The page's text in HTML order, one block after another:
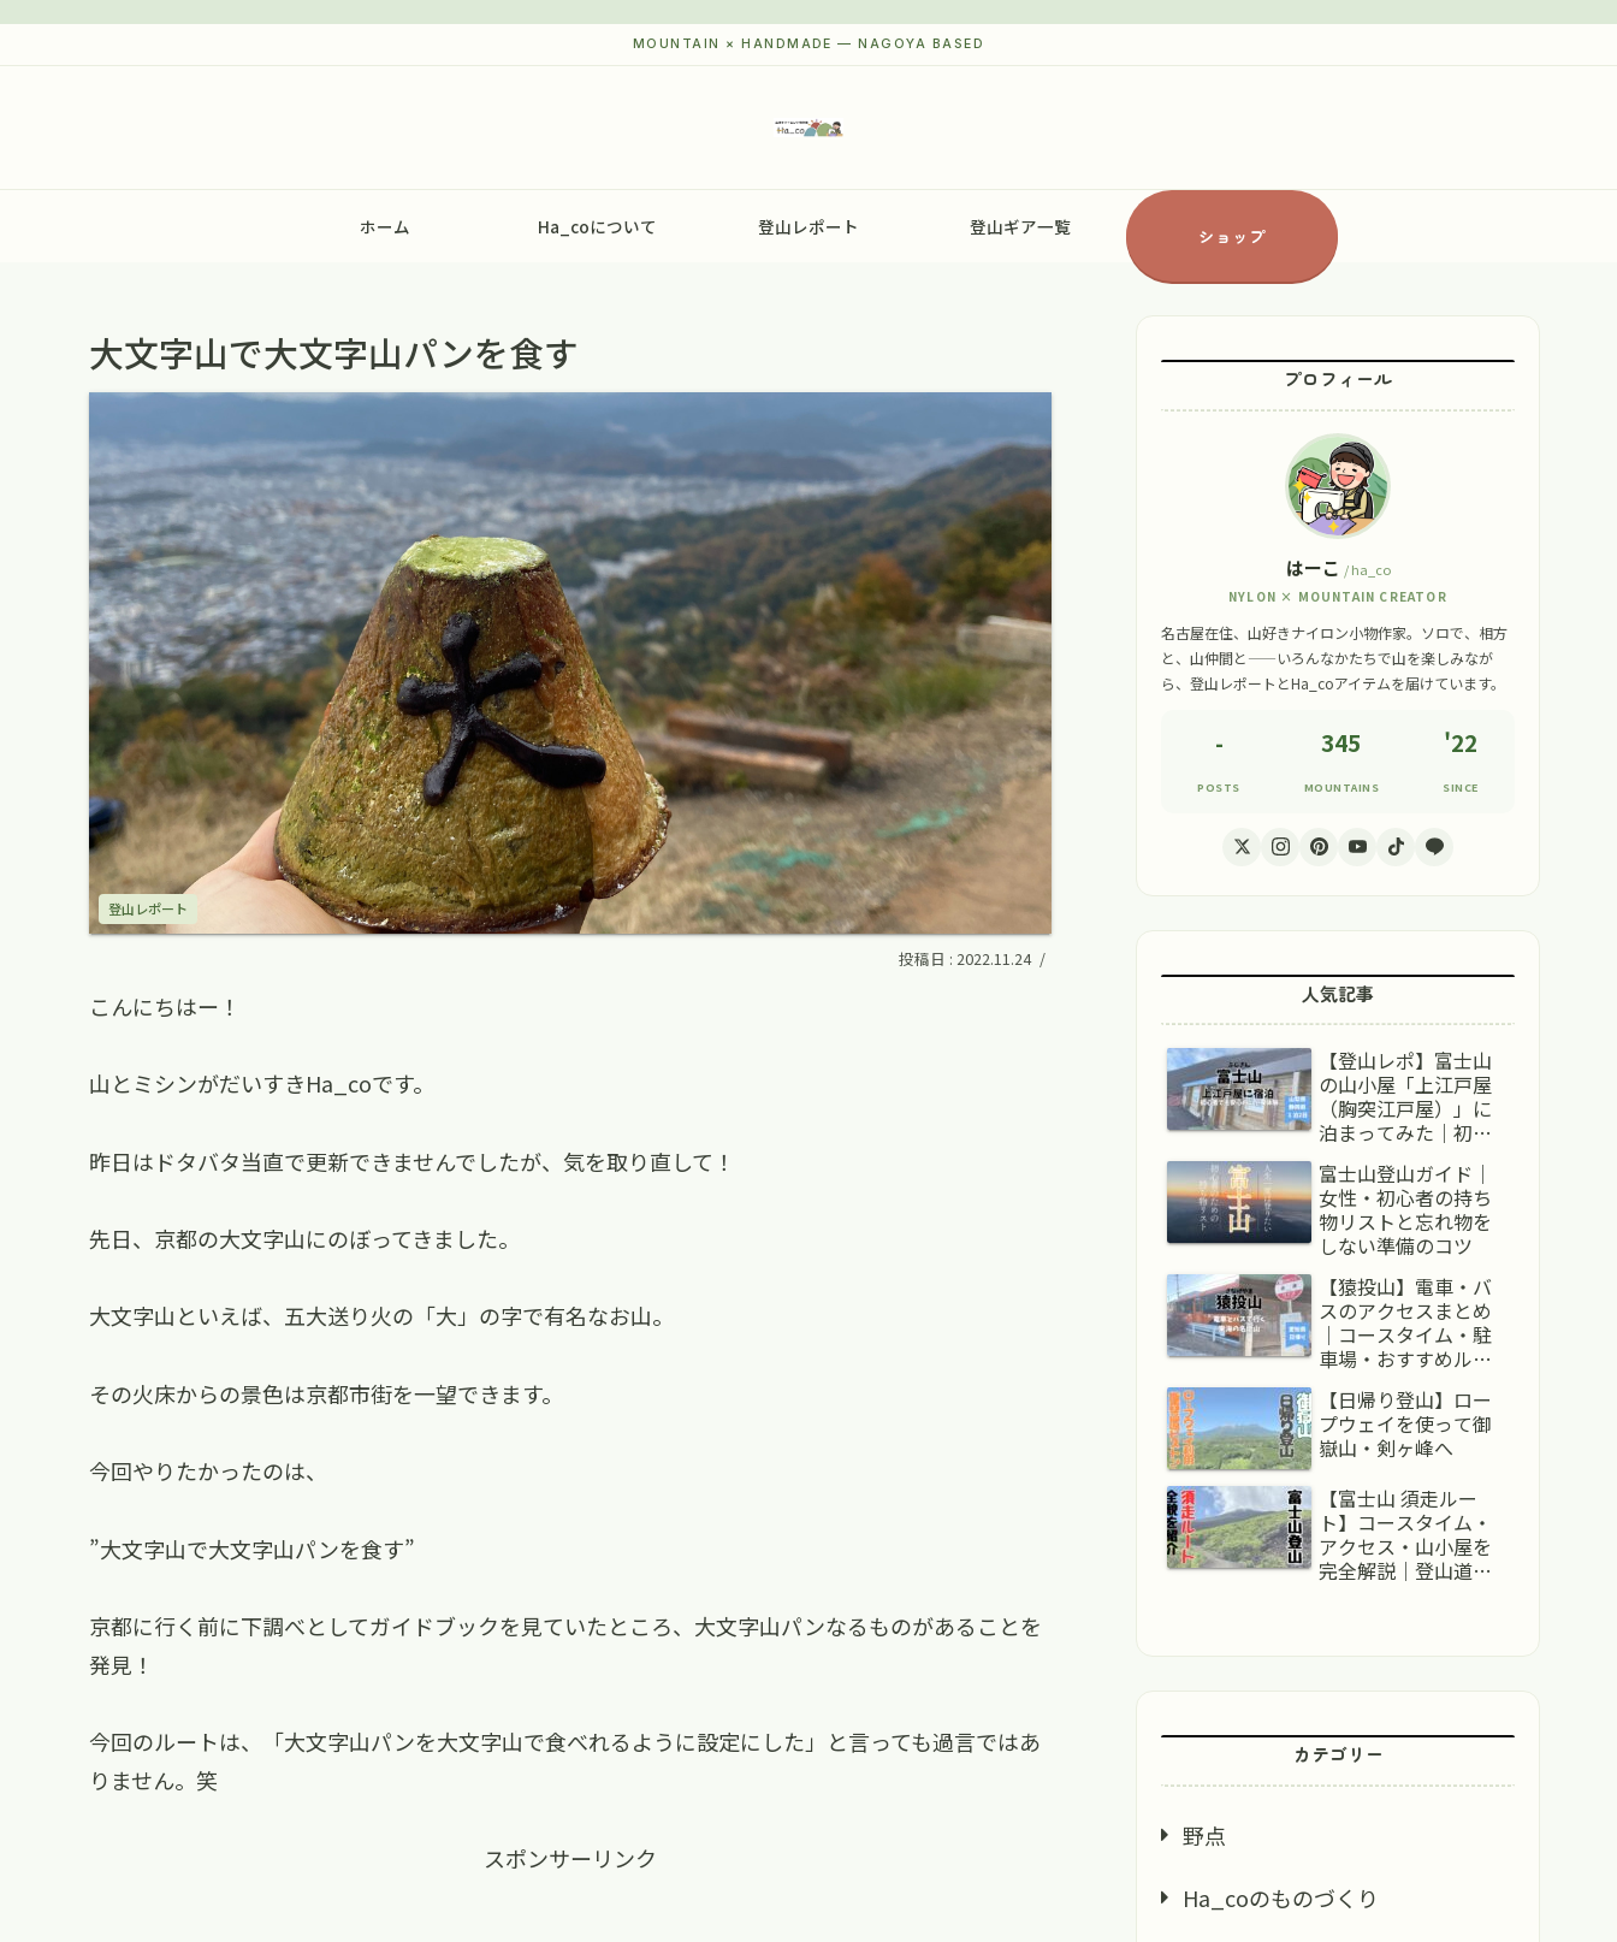
ホーム Ha_coについて 登山レポート 登山ギア一覧 ショップ
大文字山で大文字山パンを食す
登山レポート
2022.11.24
こんにちはー！
山とミシンがだいすきHa_coです。
昨日はドタバタ当直で更新できませんでしたが、気を取り直して！
先日、京都の大文字山にのぼってきました。
大文字山といえば、五大送り火の「大」の字で有名なお山。
その火床からの景色は京都市街を一望できます。
今回やりたかったのは、
”大文字山で大文字山パンを食す”
京都に行く前に下調べとしてガイドブックを見ていたところ、大文字山パンなるものがあることを
発見！
今回のルートは、「大文字山パンを大文字山で食べれるように設定にした」と言っても過言ではあ
りません。笑
スポンサーリンク
プロフィール
はーこ / ha_co
NYLON × MOUNTAIN CREATOR
名古屋在住、山好きナイロン小物作家。ソロで、相方
と、山仲間と——いろんなかたちで山を楽しみなが
ら、登山レポートとHa_coアイテムを届けています。
-
POSTS
345
MOUNTAINS
'22
SINCE
人気記事
【登山レポ】富士山
の山小屋「上江戸屋
（胸突江戸屋）」に
泊まってみた｜初心
体験記
富士山登山ガイド｜
女性・初心者の持ち
物リストと忘れ物を
しない準備のコツ
【猿投山】電車・バ
スのアクセスまとめ
｜コースタイム・駐
車場・おすすめルー
【日帰り登山】ロー
プウェイを使って御
嶽山・剣ヶ峰へ
【富士山 須走ルー
ト】コースタイム・
アクセス・山小屋を
完全解説｜登山道全
カテゴリー
野点
Ha_coのものづくり